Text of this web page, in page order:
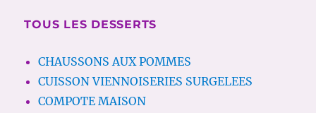
TOUS LES DESSERTS
CHAUSSONS AUX POMMES
CUISSON VIENNOISERIES SURGELEES
COMPOTE MAISON